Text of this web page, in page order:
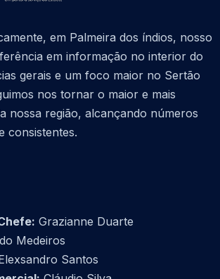
em Palmeira dos índios, nosso
em informação no interior do
gerais e um foco maior no Sertão
nos tornar o maior e mais
nossa região, alcançando números
consistentes.
Grazianne Duarte
Medeiros
Santos